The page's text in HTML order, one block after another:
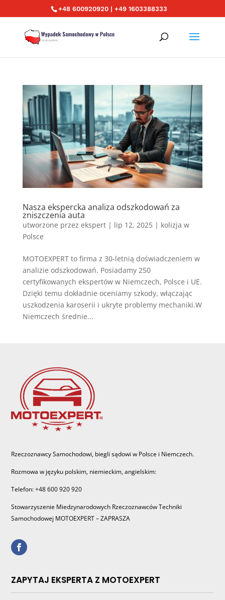
+48 600920920 | +49 1603388333
Nasza ekspercka analiza odszkodowań za
zniszczenia auta
utworzone przez ekspert| lip 12, 2025| kolizja w
Polsce
MOTOEXPERT to firma z 30-letnią doświadczeniem w
analizie odszkodowań. Posiadamy 250
certyfikowanych ekspertów w Niemczech, Polsce i UE.
Dzięki temu dokładnie oceniamy szkody, włączając
uszkodzenia karoserii i ukryte problemy mechaniki.W
Niemczech średnie...
Rzeczoznawcy Samochodowi, biegli sądowi w Polsce i Niemczech.
Rozmowa w języku polskim, niemieckim, angielskim:
Telefon: +48 600 920 920
Stowarzyszenie Miedzynarodowych Rzeczoznawców Techniki
Samochodowej MOTOEXPERT – ZAPRASZA
ZAPYTAJ EKSPERTA Z MOTOEXPERT